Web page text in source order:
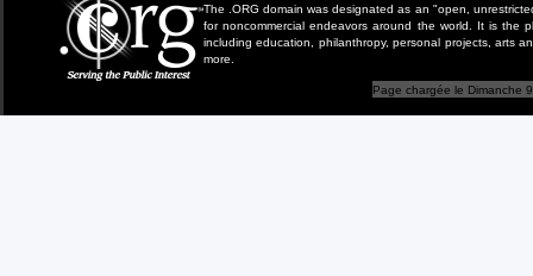
The .ORG domain was designated as an "open,
for noncommercial endeavors around the world. It is the
including education, philanthropy, personal projects, arts
more.
Page chargée le Dimanche